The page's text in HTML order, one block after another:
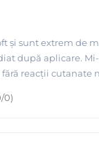
și sunt extrem
după aplicare.
reacții cutanate
/0)